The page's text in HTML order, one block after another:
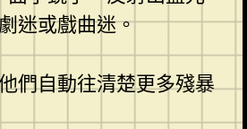
迷或戲曲迷。
們自動往清楚更多殘暴